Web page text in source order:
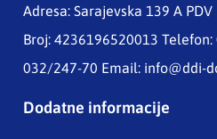
Adresa: Sarajevska 139 A
Broj: 4236196520013
032/247-70 Email: info@ddi-
Dodatne informacije